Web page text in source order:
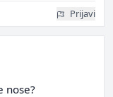
Prijavi
nose?